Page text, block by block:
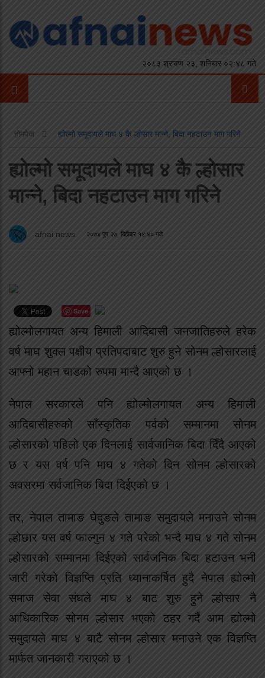
२०८३ श्रावण २३, शनिबार ०२:४८ गते
होमपेज ह्योल्मो समूदायले माघ ४ कै ल्होसार मान्ने, बिदा नहटाउन माग गरिने
ह्योल्मो समूदायले माघ ४ कै ल्होसार
मान्ने, बिदा नहटाउन माग गरिने
afnai news २०७४ पुष २७, बिहीबार १४:४० गते
Save
ह्योल्मोलगायत अन्य हिमाली आदिबासी जनजातिहरुले हरेक
वर्ष माघ शुक्ल पक्षीय प्रतिपदाबाट शुरु हुने सोनम ल्होसारलाई
आफ्नो महान चाडको रुपमा मान्दै आएको छ ।
नेपाल सरकारले पनि ह्योल्मोलगायत अन्य हिमाली
आदिबासीहरुको साँस्कृतिक पर्वको सम्मानमा सोनम
ल्होसारको पहिलो एक दिनलाई सार्वजानिक बिदा दिँदै आएको
छ र यस वर्ष पनि माघ ४ गतेको दिन सोनम ल्होसारको
अवसरमा सर्वजानिक बिदा दिईएको छ ।
तर, नेपाल तामाङ घेदुङले तामाङ समुदायले मनाउने सोनम
ल्होछार यस वर्ष फाल्गुन ४ गते परेको भन्दै माघ ४ गते सोनम
ल्होसारको सम्मानमा दिईएको सार्वजनिक बिदा हटाउन भनी
जारी गरेको विज्ञप्ति प्रति ध्यानाकर्षित हुदै नेपाल ह्योल्मो
समाज सेवा संघले माघ ४ बाट शुरु हुने ल्होसार नै
आधिकारिक सोनम ल्होसार भएको ठहर गर्दै आम ह्योल्मो
समुदायले माघ ४ बाटै सोनम ल्होसार मनाउने एक विज्ञप्ति
मार्फत जानकारी गराएको छ ।